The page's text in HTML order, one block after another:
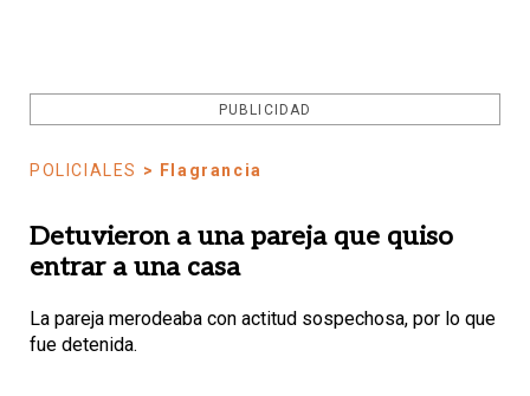
PUBLICIDAD
POLICIALES > Flagrancia
Detuvieron a una pareja que quiso
entrar a una casa
La pareja merodeaba con actitud sospechosa, por lo que
fue detenida.